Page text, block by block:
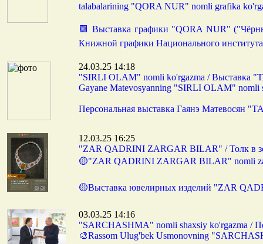
talabalarining "QORA NUR" nomli grafika
🟪 Выставка графики "QORA NUR"
Книжной графики Национального
24.03.25 14:18
"SIRLI OLAM" nomli ko'rgazma /
Gayane Matevosyanning "SIRLI OLAM" nomli
Персональная выставка Гаянэ
12.03.25 16:25
"ZAR QADRINI ZARGAR BILAR" / Толк в
🟡"ZAR QADRINI ZARGAR BILAR" nomli
🟡Выставка ювелирных изделий "ZAR
03.03.25 14:16
"SARCHASHMA" nomli shaxsiy ko'rgazma /
🎨Rassom Ulug'bek Usmonovning